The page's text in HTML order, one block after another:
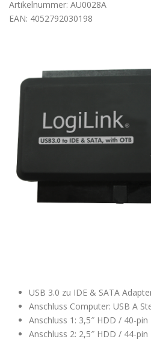
Artikelnummer: AU0028A
EAN: 4052792030198
USB 3.0 zu IDE & SATA
Anschluss Computer: USB A
Anschluss 1: 3,5″ HDD / 40-pin
Anschluss 2: 2,5″ HDD / 44-pin